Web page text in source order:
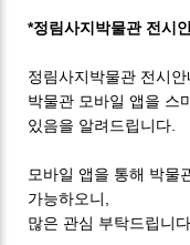
*정림사지박물관 전시
정림사지박물관 전시
박물관 모바일 앱을 스
있음을 알려드립니다.
모바일 앱을 통해 박물
가능하오니,
많은 관심 부탁드립니다